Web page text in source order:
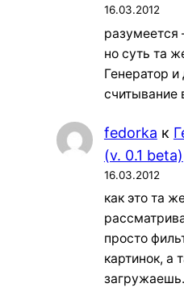
16.03.2012
разумеется
но суть та
Генератор
считывание
fedorka к
(v. 0.1 beta)
16.03.2012
как это та
просто
картинок, а